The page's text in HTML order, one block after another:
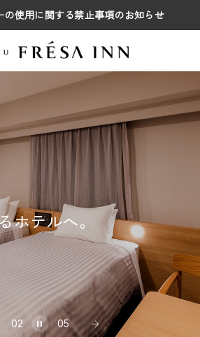
の使用に関する禁止事項のお知らせ
02 05
ホテルへ。
ホテルへ。
ホテルへ。
ホテルへ。